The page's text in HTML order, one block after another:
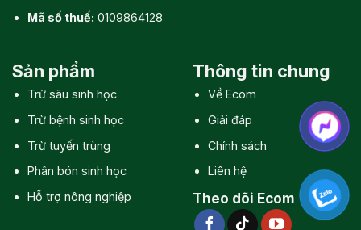
Mã số thuế: 0109864128
Sản phẩm
Trừ sâu sinh học
Trừ bệnh sinh học
Trừ tuyến trùng
Phân bón sinh học
Hỗ trợ nông nghiệp
Thông tin chung
Về Ecom
Giải đáp
Chính sách
Liên hệ
Theo dõi Ecom